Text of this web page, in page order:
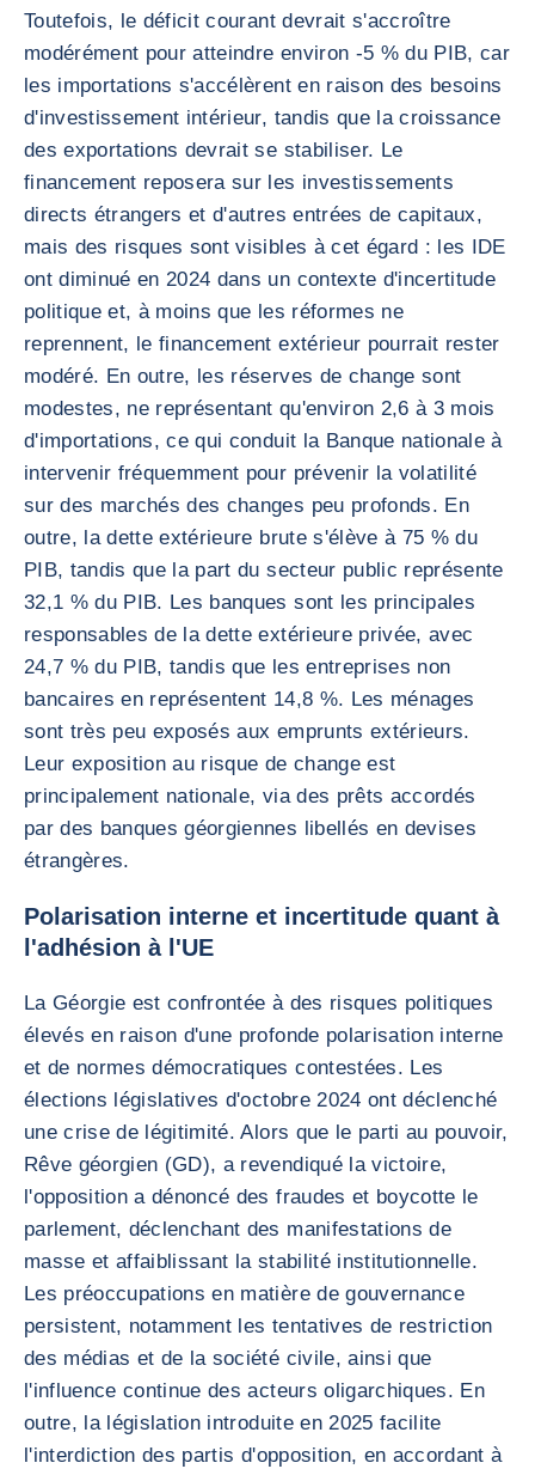
Toutefois, le déficit courant devrait s'accroître
modérément pour atteindre environ -5 % du PIB, car
les importations s'accélèrent en raison des besoins
d'investissement intérieur, tandis que la croissance
des exportations devrait se stabiliser. Le
financement reposera sur les investissements
directs étrangers et d'autres entrées de capitaux,
mais des risques sont visibles à cet égard : les IDE
ont diminué en 2024 dans un contexte d'incertitude
politique et, à moins que les réformes ne
reprennent, le financement extérieur pourrait rester
modéré. En outre, les réserves de change sont
modestes, ne représentant qu'environ 2,6 à 3 mois
d'importations, ce qui conduit la Banque nationale à
intervenir fréquemment pour prévenir la volatilité
sur des marchés des changes peu profonds. En
outre, la dette extérieure brute s'élève à 75 % du
PIB, tandis que la part du secteur public représente
32,1 % du PIB. Les banques sont les principales
responsables de la dette extérieure privée, avec
24,7 % du PIB, tandis que les entreprises non
bancaires en représentent 14,8 %. Les ménages
sont très peu exposés aux emprunts extérieurs.
Leur exposition au risque de change est
principalement nationale, via des prêts accordés
par des banques géorgiennes libellés en devises
étrangères.
Polarisation interne et incertitude quant à
l'adhésion à l'UE
La Géorgie est confrontée à des risques politiques
élevés en raison d'une profonde polarisation interne
et de normes démocratiques contestées. Les
élections législatives d'octobre 2024 ont déclenché
une crise de légitimité. Alors que le parti au pouvoir,
Rêve géorgien (GD), a revendiqué la victoire,
l'opposition a dénoncé des fraudes et boycotte le
parlement, déclenchant des manifestations de
masse et affaiblissant la stabilité institutionnelle.
Les préoccupations en matière de gouvernance
persistent, notamment les tentatives de restriction
des médias et de la société civile, ainsi que
l'influence continue des acteurs oligarchiques. En
outre, la législation introduite en 2025 facilite
l'interdiction des partis d'opposition, en accordant à